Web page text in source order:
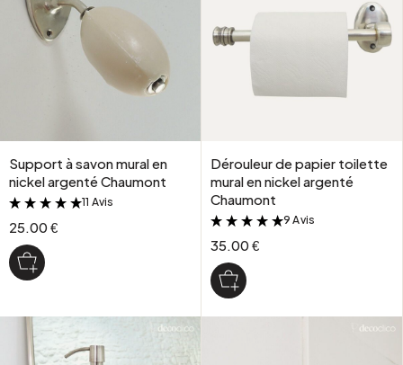
Support à savon mural en
nickel argenté Chaumont
&
11 Avis
25.00 €
Dérouleur de papier toilette
mural en nickel argenté
Chaumont
&
9 Avis
35.00 €